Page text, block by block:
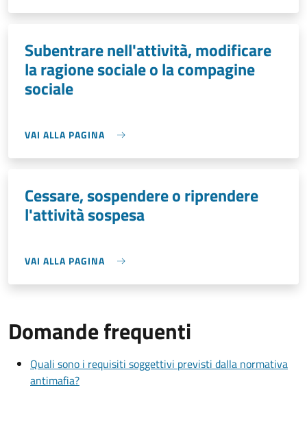
Subentrare nell'attività, modificare
la ragione sociale o la compagine
sociale
VAI ALLA PAGINA
Cessare, sospendere o riprendere
l'attività sospesa
VAI ALLA PAGINA
Domande frequenti
Quali sono i requisiti soggettivi previsti dalla normativa
antimafia?